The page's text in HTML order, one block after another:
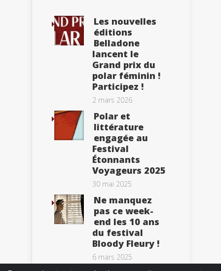
Les nouvelles
éditions
Belladone
lancent le
Grand prix du
polar féminin !
Participez !
2 mars 2026
Polar et
littérature
engagée au
Festival
Étonnants
Voyageurs 2025
30 mai 2025
Ne manquez
pas ce week-
end les 10 ans
du festival
Bloody Fleury !
6 mars 2025